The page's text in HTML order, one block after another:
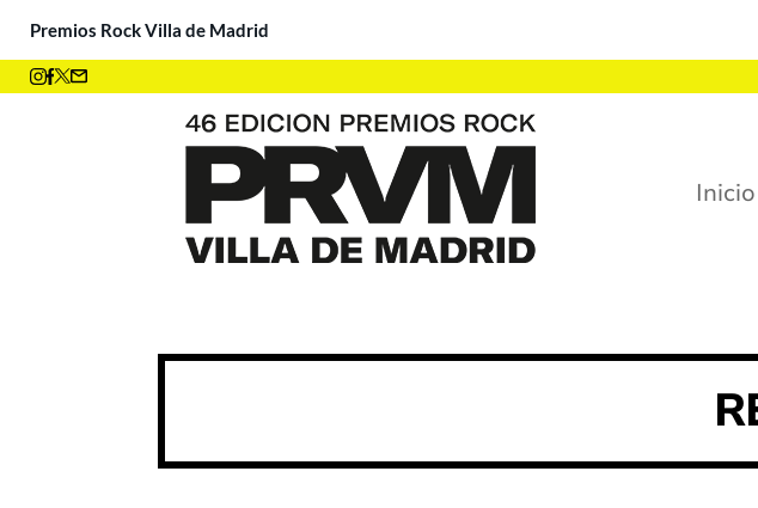
Premios Rock Villa de Madrid
Inicio
¡Ya tenemos ganadores! ¡Muchas felicidades!